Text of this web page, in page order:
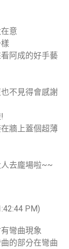
意
阿成的好手藝
不見得會感謝
牆上蓋個超薄
去龐場啦~~
PM)
彎曲現象
的部分在彎曲